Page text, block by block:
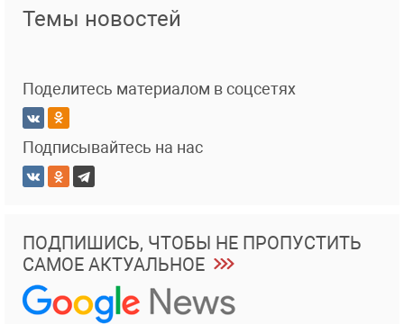
Темы новостей
Поделитесь материалом в соцсетях
Подписывайтесь на нас
ПОДПИШИСЬ, ЧТОБЫ НЕ ПРОПУСТИТЬ
САМОЕ АКТУАЛЬНОЕ